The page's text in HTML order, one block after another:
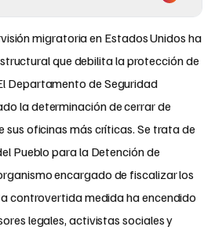
migratoria en Estados Unidos ha
que debilita la protección de
Departamento de Seguridad
la determinación de cerrar de
sus oficinas más críticas. Se trata de
Pueblo para la Detención de
encargado de fiscalizar los
controvertida medida ha encendido
legales, activistas sociales y